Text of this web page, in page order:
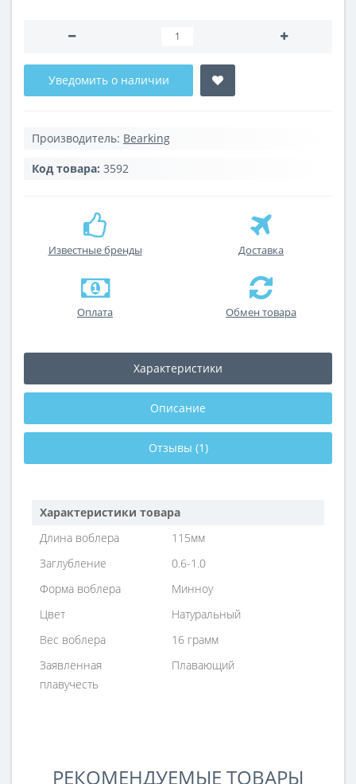
Уведомить о наличии
Производитель: Bearking
Код товара: 3592
Известные бренды Доставка
Оплата Обмен товара
Характеристики
Описание
Отзывы (1)
Характеристики товара
Длина воблера
115мм
Заглубление
0.6-1.0
Форма воблера
Минноу
Цвет
Натуральный
Вес воблера
16 грамм
Заявленная
плавучесть
Плавающий
РЕКОМЕНДУЕМЫЕ ТОВАРЫ